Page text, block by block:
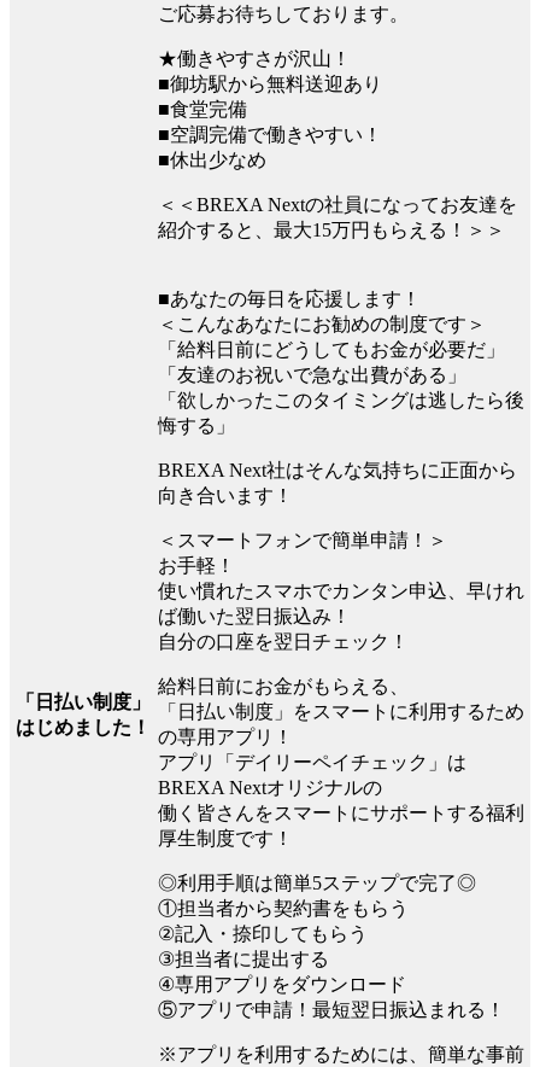
ご応募お待ちしております。
★働きやすさが沢山！
■御坊駅から無料送迎あり
■食堂完備
■空調完備で働きやすい！
■休出少なめ
＜＜BREXA Nextの社員になってお友達を
紹介すると、最大15万円もらえる！＞＞
「日払い制度」
はじめました！
■あなたの毎日を応援します！
＜こんなあなたにお勧めの制度です＞
「給料日前にどうしてもお金が必要だ」
「友達のお祝いで急な出費がある」
「欲しかったこのタイミングは逃したら後
悔する」
BREXA Next社はそんな気持ちに正面から
向き合います！
＜スマートフォンで簡単申請！＞
お手軽！
使い慣れたスマホでカンタン申込、早けれ
ば働いた翌日振込み！
自分の口座を翌日チェック！
給料日前にお金がもらえる、
「日払い制度」をスマートに利用するため
の専用アプリ！
アプリ「デイリーペイチェック」は
BREXA Nextオリジナルの
働く皆さんをスマートにサポートする福利
厚生制度です！
◎利用手順は簡単5ステップで完了◎
①担当者から契約書をもらう
②記入・捺印してもらう
③担当者に提出する
④専用アプリをダウンロード
⑤アプリで申請！最短翌日振込まれる！
※アプリを利用するためには、簡単な事前